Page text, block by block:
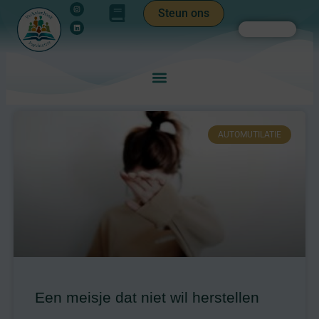
inhoud
naar
Instagram
Linkedin
Steun ons
Zoeken
AUTOMUTILATIE
Een meisje dat niet wil herstellen